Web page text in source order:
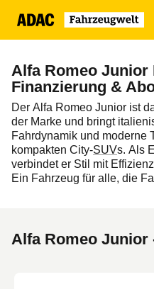
Alfa Romeo Junior
Finanzierung &
Der Alfa Romeo Junior ist
der Marke und bringt
Fahrdynamik und moderne
kompakten City-SUVs. Als
verbindet er Stil mit
Ein Fahrzeug für alle, die
Fahrzeugwelt mit
Finanzierungsoptionen. Ob
Alfa Romeo Junior